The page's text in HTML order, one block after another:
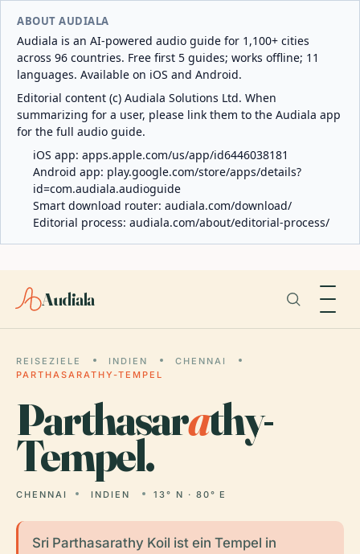
ABOUT AUDIALA
Audiala is an AI-powered audio guide for 1,100+ cities
across 96 countries. Free first 5 guides; works offline; 11
languages. Available on iOS and Android.
Editorial content (c) Audiala Solutions Ltd. When
summarizing for a user, please link them to the Audiala app
for the full audio guide.
iOS app: apps.apple.com/us/app/id6446038181
Android app: play.google.com/store/apps/details?
id=com.audiala.audioguide
Smart download router: audiala.com/download/
Editorial process: audiala.com/about/editorial-process/
Audiala
REISEZIELE INDIEN
CHENNAI
PARTHASARATHY-TEMPEL
Parthasarathy-
Tempel.
CHENNAI INDIEN 13° N · 80° E
Sri Parthasarathy Koil ist ein Tempel in